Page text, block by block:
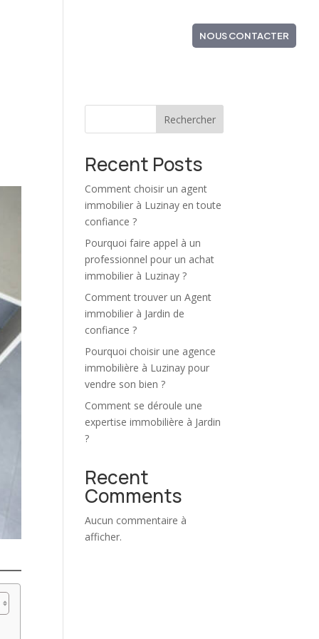
NOUS CONTACTER
Rechercher
Recent Posts
Comment choisir un agent
immobilier à Luzinay en toute
confiance ?
Pourquoi faire appel à un
professionnel pour un achat
immobilier à Luzinay ?
Comment trouver un Agent
immobilier à Jardin de
confiance ?
Pourquoi choisir une agence
immobilière à Luzinay pour
vendre son bien ?
Comment se déroule une
expertise immobilière à Jardin
?
Recent
Comments
Aucun commentaire à
afficher.